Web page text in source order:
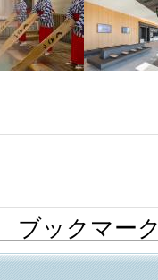
ブックマー